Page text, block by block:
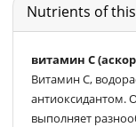
Nutrients of
витамин С
Витамин C,
антиоксидантом.
выполняет